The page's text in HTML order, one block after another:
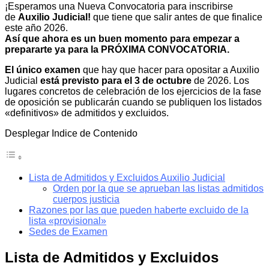
¡Esperamos una Nueva Convocatoria para inscribirse
de Auxilio Judicial! que tiene que salir antes de que finalice
este año 2026.
Así que ahora es un buen momento para empezar a
prepararte ya para la PRÓXIMA CONVOCATORIA.
El único examen que hay que hacer para opositar a Auxilio
Judicial está previsto para el 3 de octubre de 2026. Los
lugares concretos de celebración de los ejercicios de la fase
de oposición se publicarán cuando se publiquen los listados
«definitivos» de admitidos y excluidos.
Desplegar Indice de Contenido
Lista de Admitidos y Excluidos Auxilio Judicial
Orden por la que se aprueban las listas admitidos
cuerpos justicia
Razones por las que pueden haberte excluido de la
lista «provisional»
Sedes de Examen
Lista de Admitidos y Excluidos